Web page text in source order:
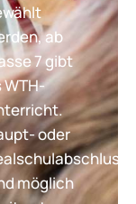
ab
7 gibt
WTH-
oder
möglich